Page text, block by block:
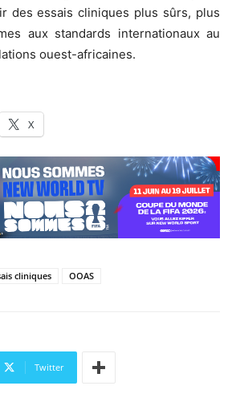
des essais cliniques plus sûrs, plus
aux standards internationaux au
ouest-africaines.
X
cliniques OOAS
Twitter